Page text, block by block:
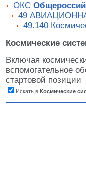
ОКС
49
49.140
Космические
Включая
вспомогательное
стартовой позиции
Искать в Космические